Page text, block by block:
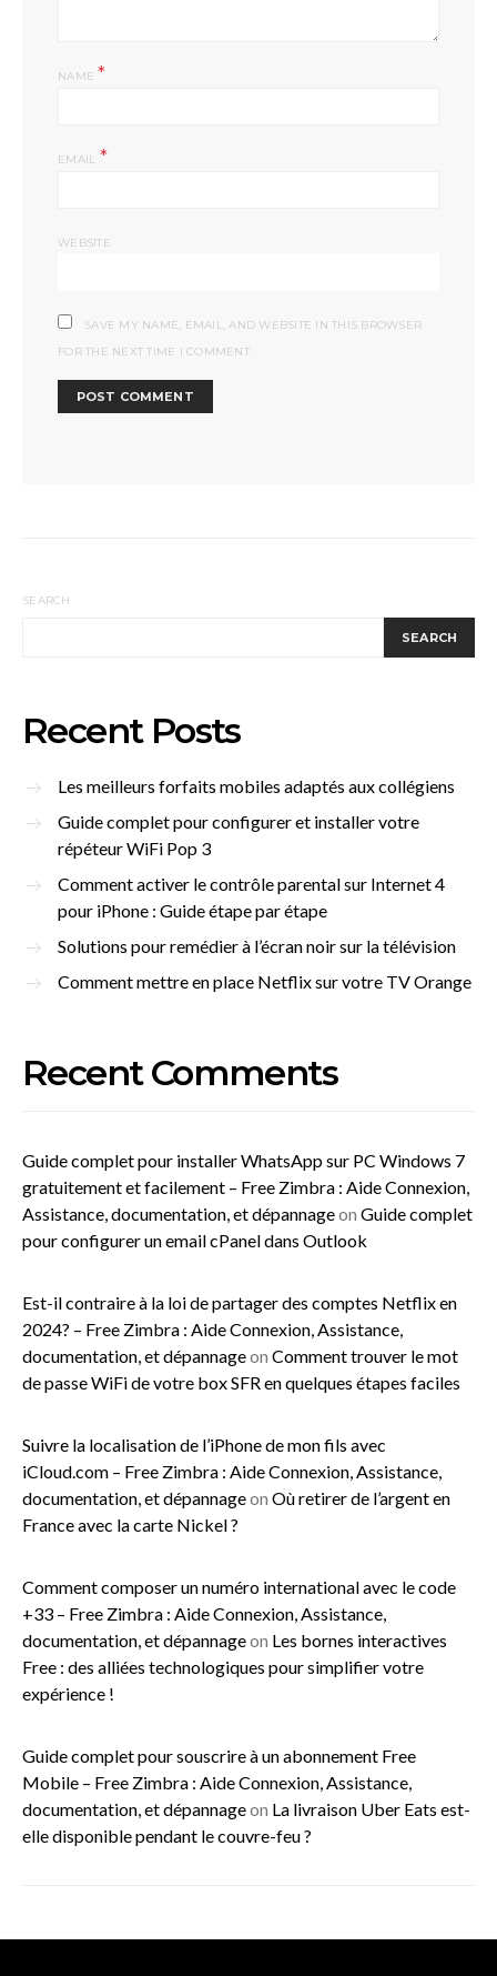
NAME*
EMAIL *
WEBSITE
SAVE MY NAME, EMAIL, AND WEBSITE IN THIS BROWSER
FOR THE NEXT TIME I COMMENT.
SEARCH
SEARCH
Recent Posts
Les meilleurs forfaits mobiles adaptés aux collégiens
Guide complet pour configurer et installer votre
répéteur WiFi Pop 3
Comment activer le contrôle parental sur Internet 4
pour iPhone : Guide étape par étape
Solutions pour remédier à l’écran noir sur la télévision
Comment mettre en place Netflix sur votre TV Orange
Recent Comments
Guide complet pour installer WhatsApp sur PC Windows 7
gratuitement et facilement – Free Zimbra : Aide Connexion,
Assistance, documentation, et dépannageon Guide complet
pour configurer un email cPanel dans Outlook
Est-il contraire à la loi de partager des comptes Netflix en
2024? – Free Zimbra : Aide Connexion, Assistance,
documentation, et dépannageon Comment trouver le mot
de passe WiFi de votre box SFR en quelques étapes faciles
Suivre la localisation de l’iPhone de mon fils avec
iCloud.com – Free Zimbra : Aide Connexion, Assistance,
documentation, et dépannageon Où retirer de l’argent en
France avec la carte Nickel ?
Comment composer un numéro international avec le code
+33 – Free Zimbra : Aide Connexion, Assistance,
documentation, et dépannageon Les bornes interactives
Free : des alliées technologiques pour simplifier votre
expérience !
Guide complet pour souscrire à un abonnement Free
Mobile – Free Zimbra : Aide Connexion, Assistance,
documentation, et dépannageon La livraison Uber Eats est-
elle disponible pendant le couvre-feu ?